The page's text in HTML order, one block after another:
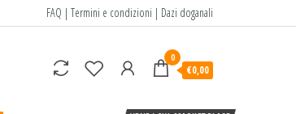
FAQ | Termini e condizioni | Dazi doganali
0
€0,00